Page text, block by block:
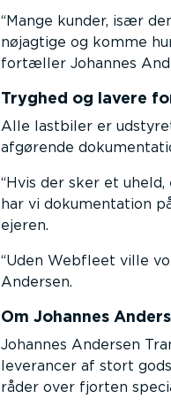
Mange kunder, især
nøjagtige og komme
fortæller Johannes
Tryghed og lavere
Alle lastbiler er
afgørende
Hvis der sker et
har vi dokumentation
ejeren.
Uden Webfleet ville
Andersen.
Om Johannes
Johannes Andersen
leverancer af stort
råder over fjorten